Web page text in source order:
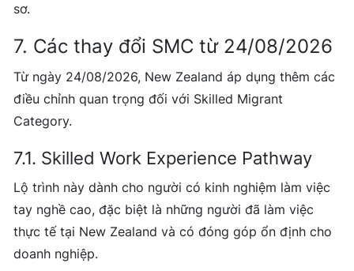
sơ.
7. Các thay đổi SMC từ 24/08/2026
Từ ngày 24/08/2026, New Zealand áp dụng thêm các
điều chỉnh quan trọng đối với Skilled Migrant
Category.
7.1. Skilled Work Experience Pathway
Lộ trình này dành cho người có kinh nghiệm làm việc
tay nghề cao, đặc biệt là những người đã làm việc
thực tế tại New Zealand và có đóng góp ổn định cho
doanh nghiệp.